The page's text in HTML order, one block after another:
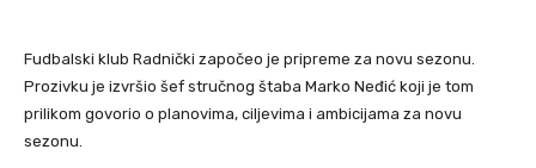
Fudbalski klub Radnički započeo je pripreme za novu sezonu.
Prozivku je izvršio šef stručnog štaba Marko Neđić koji je tom
prilikom govorio o planovima, ciljevima i ambicijama za novu
sezonu.